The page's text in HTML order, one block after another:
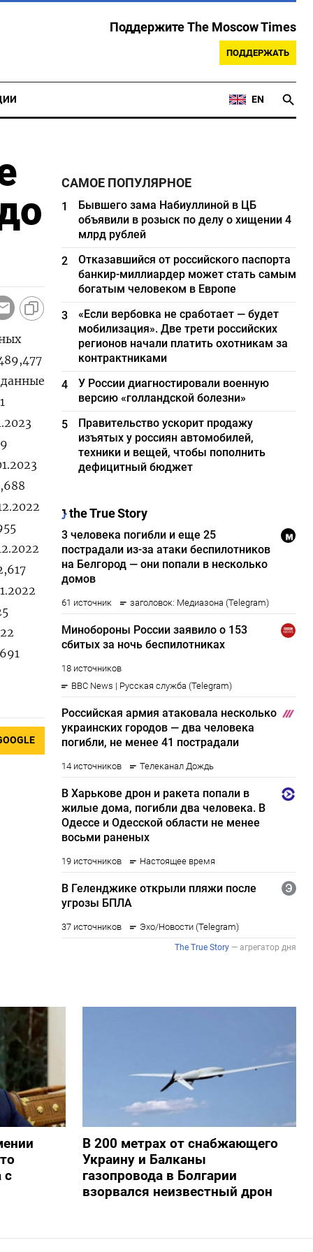
Поддержите The Moscow Times
ПОДДЕРЖАТЬ
EN
САМОЕ ПОПУЛЯРНОЕ
1
Бывшего зама Набиуллиной в ЦБ
объявили в розыск по делу о хищении 4
млрд рублей
2
Отказавшийся от российского паспорта
банкир-миллиардер может стать самым
богатым человеком в Европе
3
«Если вербовка не сработает — будет
мобилизация». Две трети российских
регионов начали платить охотникам за
контрактниками
4
У России диагностировали военную
версию «голландской болезни»
5
Правительство ускорит продажу
изъятых у россиян автомобилей,
техники и вещей, чтобы пополнить
дефицитный бюджет
с
В 200 метрах от снабжающего
Украину и Балканы
газопровода в Болгарии
взорвался неизвестный дрон